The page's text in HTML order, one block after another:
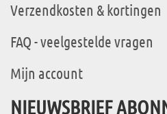
Verzendkosten & kortingen
FAQ - veelgestelde vragen
Mijn account
NIEUWSBRIEF